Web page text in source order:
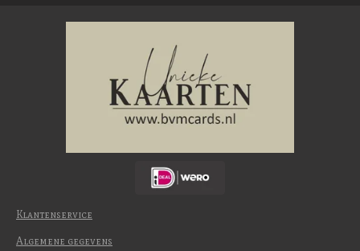
Klantenservice
Algemene gegevens